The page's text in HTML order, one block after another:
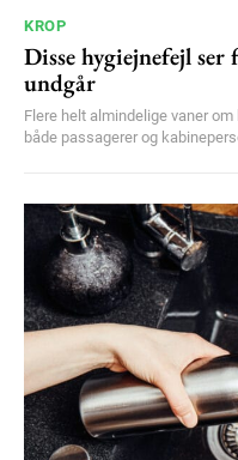
KROP
Disse hygiejnefejl
undgår
Flere helt almindelige vaner
både passagerer og